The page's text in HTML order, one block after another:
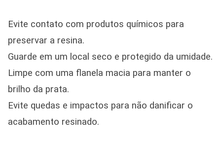
Evite contato com produtos químicos para
preservar a resina.
Guarde em um local seco e protegido da umidade.
Limpe com uma flanela macia para manter o
brilho da prata.
Evite quedas e impactos para não danificar o
acabamento resinado.